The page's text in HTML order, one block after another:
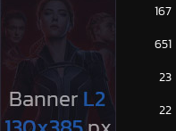
167
NETFLIX
651
23
ซีรีย์ญี่ปุ่น
22